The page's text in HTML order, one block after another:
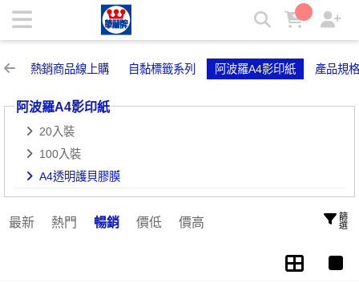
A4透明護貝膠膜 | 華麗牌自粘標籤
熱銷商品線上購 自黏標籤系列 阿波羅A4影印紙 產品規
阿波羅A4影印紙
20入裝
100入裝
A4透明護貝膠膜
最新 熱門 暢銷 價低 價高 篩選